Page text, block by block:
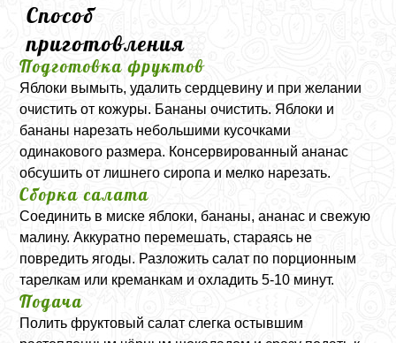
Способ
приготовления
Подготовка фруктов
Яблоки вымыть, удалить сердцевину и при желании
очистить от кожуры. Бананы очистить. Яблоки и
бананы нарезать небольшими кусочками
одинакового размера. Консервированный ананас
обсушить от лишнего сиропа и мелко нарезать.
Сборка салата
Соединить в миске яблоки, бананы, ананас и свежую
малину. Аккуратно перемешать, стараясь не
повредить ягоды. Разложить салат по порционным
тарелкам или креманкам и охладить 5-10 минут.
Подача
Полить фруктовый салат слегка остывшим